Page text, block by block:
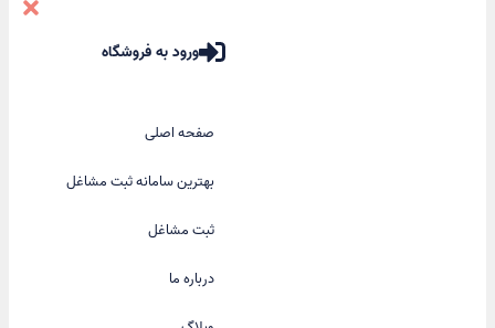
ورود به فروشگاه
صفحه اصلی
بهترین سامانه ثبت مشاغل
ثبت مشاغل
درباره ما